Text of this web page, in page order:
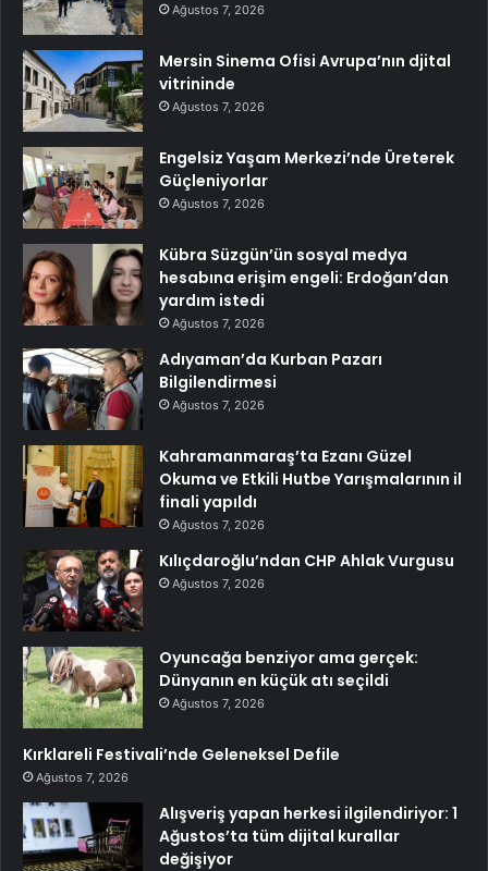
Ağustos 7, 2026
Mersin Sinema Ofisi Avrupa’nın djital
vitrininde
Ağustos 7, 2026
Engelsiz Yaşam Merkezi’nde Üreterek
Güçleniyorlar
Ağustos 7, 2026
Kübra Süzgün’ün sosyal medya
hesabına erişim engeli: Erdoğan’dan
yardım istedi
Ağustos 7, 2026
Adıyaman’da Kurban Pazarı
Bilgilendirmesi
Ağustos 7, 2026
Kahramanmaraş’ta Ezanı Güzel
Okuma ve Etkili Hutbe Yarışmalarının il
finali yapıldı
Ağustos 7, 2026
Kılıçdaroğlu’ndan CHP Ahlak Vurgusu
Ağustos 7, 2026
Oyuncağa benziyor ama gerçek:
Dünyanın en küçük atı seçildi
Ağustos 7, 2026
Kırklareli Festivali’nde Geleneksel Defile
Ağustos 7, 2026
Alışveriş yapan herkesi ilgilendiriyor: 1
Ağustos’ta tüm dijital kurallar
değişiyor